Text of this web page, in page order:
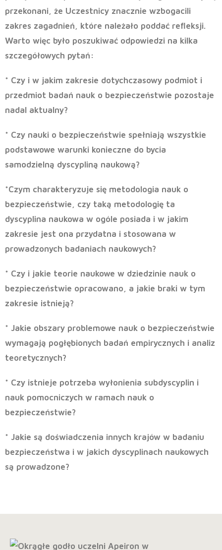
przekonani, że Uczestnicy znacznie wzbogacili
zakres zagadnień, które należało poddać refleksji.
Warto więc było poszukiwać odpowiedzi na kilka
szczegółowych pytań:
* Czy i w jakim zakresie dotychczasowy podmiot i
przedmiot badań nauk o bezpieczeństwie pozostaje
nadal aktualny?
* Czy nauki o bezpieczeństwie spełniają wszystkie
podstawowe warunki konieczne do bycia
samodzielną dyscypliną naukową?
*Czym charakteryzuje się metodologia nauk o
bezpieczeństwie, czy taką metodologię ta
dyscyplina naukowa w ogóle posiada i w jakim
zakresie jest ona przydatna i stosowana w
prowadzonych badaniach naukowych?
* Czy i jakie teorie naukowe w dziedzinie nauk o
bezpieczeństwie opracowano, a jakie braki w tym
zakresie istnieją?
* Jakie obszary problemowe nauk o bezpieczeństwie
wymagają pogłębionych badań empirycznych i analiz
teoretycznych?
* Czy istnieje potrzeba wyłonienia subdyscyplin i
nauk pomocniczych w ramach nauk o
bezpieczeństwie?
* Jakie są doświadczenia innych krajów w badaniu
bezpieczeństwa i w jakich dyscyplinach naukowych
są prowadzone?